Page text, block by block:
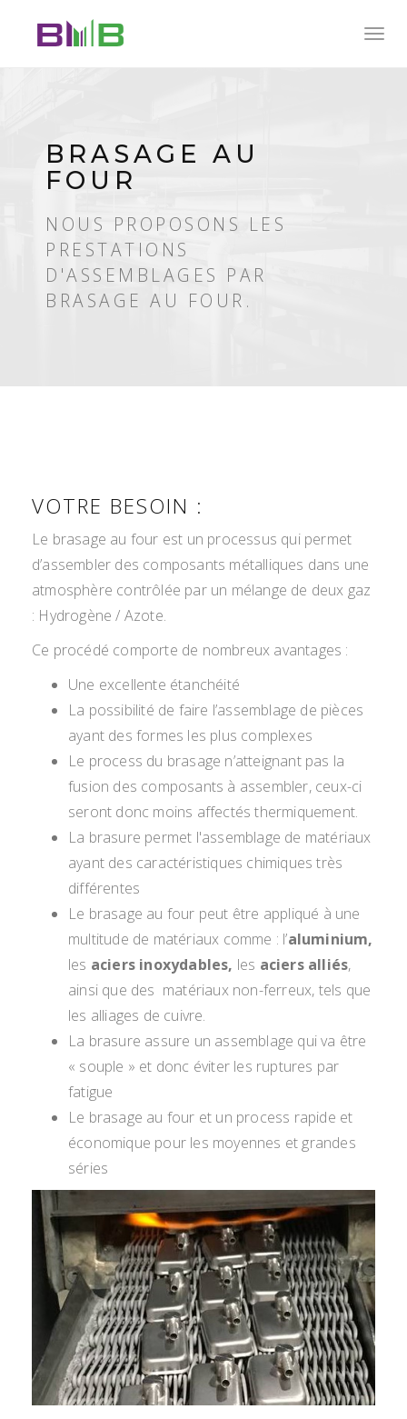
BRASAGE AU
FOUR
NOUS PROPOSONS LES
PRESTATIONS
D'ASSEMBLAGES PAR
BRASAGE AU FOUR.
VOTRE BESOIN :
Le brasage au four est un processus qui permet
d’assembler des composants métalliques dans une
atmosphère contrôlée par un mélange de deux gaz
: Hydrogène / Azote.
Ce procédé comporte de nombreux avantages :
Une excellente étanchéité
La possibilité de faire l’assemblage de pièces
ayant des formes les plus complexes
Le process du brasage n’atteignant pas la
fusion des composants à assembler, ceux-ci
seront donc moins affectés thermiquement.
La brasure permet l'assemblage de matériaux
ayant des caractéristiques chimiques très
différentes
Le brasage au four peut être appliqué à une
multitude de matériaux comme : l’aluminium,
les aciers inoxydables, les aciers alliés,
ainsi que des matériaux non-ferreux, tels que
les alliages de cuivre.
La brasure assure un assemblage qui va être
« souple » et donc éviter les ruptures par
fatigue
Le brasage au four et un process rapide et
économique pour les moyennes et grandes
séries